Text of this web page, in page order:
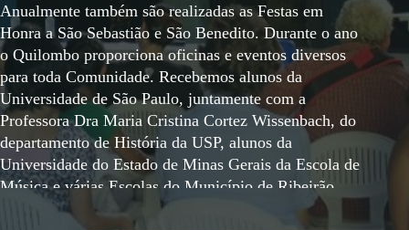
Anualmente também são realizadas as Festas em
Honra a São Sebastião e São Benedito. Durante o ano
o Quilombo proporciona oficinas e eventos diversos
para toda Comunidade. Recebemos alunos da
Universidade de São Paulo, juntamente com a
Professora Dra Maria Cristina Cortez Wissenbach, do
departamento de História da USP, alunos da
Universidade do Estado de Minas Gerais da Escola de
Música e várias Escolas do Município de Ribeirão
das Neves e região.